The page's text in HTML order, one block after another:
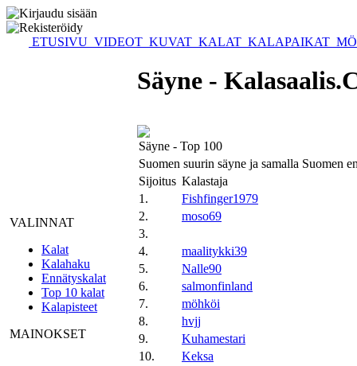
ETUSIVU VIDEOT KUVAT KALAT KALAPAIKAT
VALINNAT
Kalat
Kalahaku
Ennätyskalat
Top 10 kalat
Kalapisteet
MAINOKSET
Säyne -
Säyne - Top 100
Suomen suurin säyne ja samalla Suomen
Sijoitus Kalastaja
1.
Fishfinger1979
2.
moso69
3.
4.
maalitykki39
5.
Nalle90
6.
salmonfinland
7.
möhköi
8.
hvjj
9.
Kuhamestari
10.
Keksa